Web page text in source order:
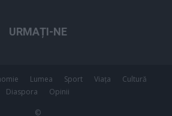
URMAȚI-NE
Lumea Sport Viața
Cultură
Diaspora
Opinii
©